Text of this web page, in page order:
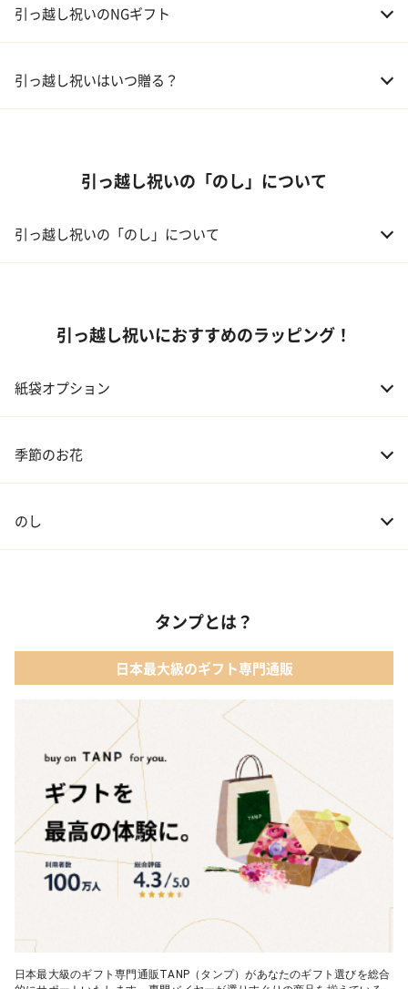
05 ギフトカタログ
02 友人、同僚 5,000～10,000円
引っ越し祝いのNGギフト
引っ越し祝いはいつ贈る？
引っ越し祝いの「のし」について
引っ越し祝いの「のし」について
引っ越し祝いにおすすめのラッピング！
紙袋オプション
季節のお花
のし
タンプとは？
日本最大級のギフト専門通販
日本最大級のギフト専門通販TANP（タンプ）があなたのギフト選びを総合